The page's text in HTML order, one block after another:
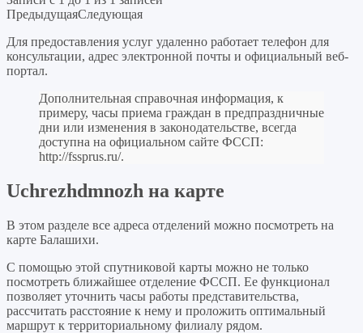
ПредыдущаяСледующая
Для предоставления услуг удаленно работает телефон для
консультации, адрес электронной почты и официальный веб-
портал.
Дополнительная справочная информация, к
примеру, часы приема граждан в предпраздничные
дни или изменения в законодательстве, всегда
доступна на официальном сайте ФССП:
http://fssprus.ru/.
Uchrezhdmnozh на карте
В этом разделе все адреса отделений можно посмотреть на
карте Балашихи.
С помощью этой спутниковой карты можно не только
посмотреть ближайшее отделение ФССП. Ее функционал
позволяет уточнить часы работы представительства,
рассчитать расстояние к нему и проложить оптимальный
маршрут к территориальному филиалу рядом.